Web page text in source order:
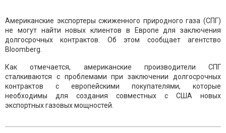
Американские экспортеры сжиженного природного газа (СПГ)
не могут найти новых клиентов в Европе для заключения
долгосрочных контрактов. Об этом сообщает агентство
Bloomberg.
Как отмечается, американские производители СПГ
сталкиваются с проблемами при заключении долгосрочных
контрактов с европейскими покупателями, которые
необходимы для создания совместных с США новых
экспортных газовых мощностей.